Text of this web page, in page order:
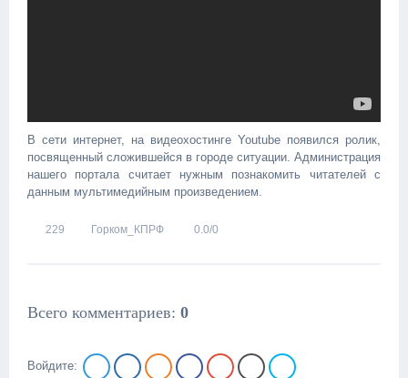
В сети интернет, на видеохостинге Youtube появился ролик,
посвященный сложившейся в городе ситуации. Администрация
нашего портала считает нужным познакомить читателей с
данным мультимедийным произведением.
229 Горком_КПРФ 0.0/0
Всего комментариев: 0
Войдите: